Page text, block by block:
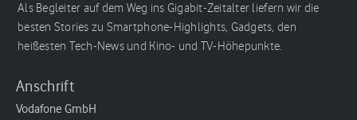
Als Begleiter auf dem Weg ins Gigabit-Zeitalter liefern wir die
besten Stories zu Smartphone-Highlights, Gadgets, den
heißesten Tech-News und Kino- und TV-Höhepunkte.
Anschrift
Vodafone GmbH